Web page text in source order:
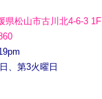
県松山市古川北4-6-3 1F
、第3火曜日